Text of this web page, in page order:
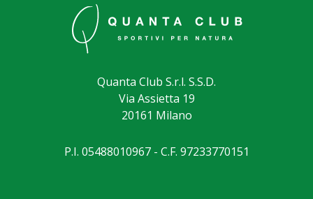
Quanta Club S.r.l. S.S.D.
Via Assietta 19
20161 Milano
P.I. 05488010967 - C.F. 97233770151